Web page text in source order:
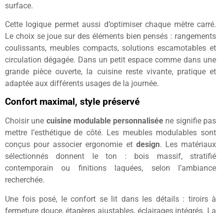
surface.
Cette logique permet aussi d’optimiser chaque mètre carré.
Le choix se joue sur des éléments bien pensés : rangements
coulissants, meubles compacts, solutions escamotables et
circulation dégagée. Dans un petit espace comme dans une
grande pièce ouverte, la cuisine reste vivante, pratique et
adaptée aux différents usages de la journée.
Confort maximal, style préservé
Choisir une cuisine modulable personnalisée ne signifie pas
mettre l’esthétique de côté. Les meubles modulables sont
conçus pour associer ergonomie et design. Les matériaux
sélectionnés donnent le ton : bois massif, stratifié
contemporain ou finitions laquées, selon l’ambiance
recherchée.
Une fois posé, le confort se lit dans les détails : tiroirs à
fermeture douce, étagères ajustables, éclairages intégrés. La